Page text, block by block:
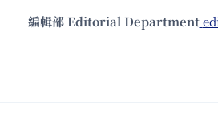
編輯部 Editorial Department